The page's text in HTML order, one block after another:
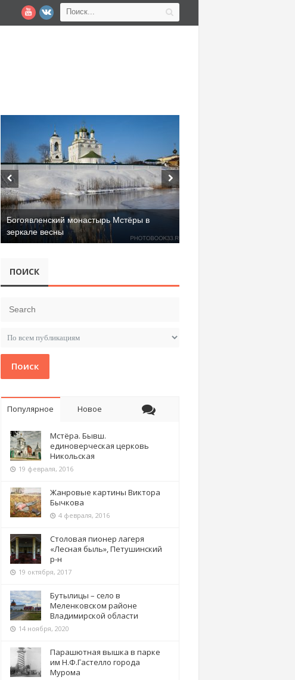
Богоявленский монастырь Мстёры в
зеркале весны
ПОИСК
Поиск
Популярное Новое
Мстёра. Бывш.
единоверческая церковь
Никольская
19 февраля, 2016
Жанровые картины Виктора
Бычкова
4 февраля, 2016
Столовая пионер лагеря
«Лесная быль», Петушинский
р-н
19 октября, 2017
Бутылицы – село в
Меленковском районе
Владимирской области
14 ноября, 2020
Парашютная вышка в парке
им Н.Ф.Гастелло города
Мурома